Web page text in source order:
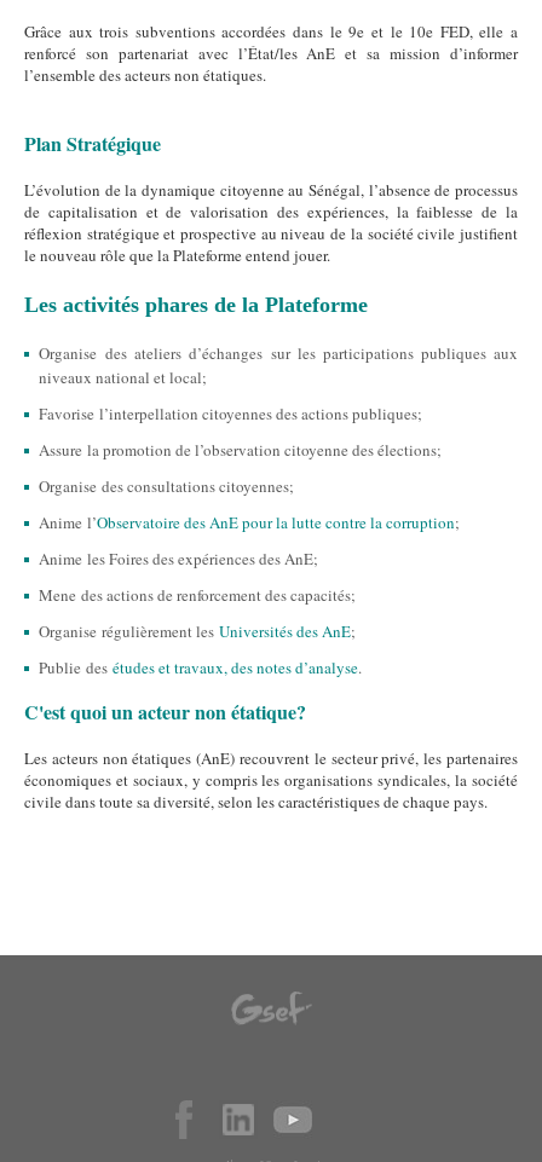
Grâce aux trois subventions accordées dans le 9e et le 10e FED, elle a
renforcé son partenariat avec l’État/les AnE et sa mission d’informer
l’ensemble des acteurs non étatiques.
Plan Stratégique
L’évolution de la dynamique citoyenne au Sénégal, l’absence de processus
de capitalisation et de valorisation des expériences, la faiblesse de la
réflexion stratégique et prospective au niveau de la société civile justifient
le nouveau rôle que la Plateforme entend jouer.
Les activités phares de la Plateforme
Organise des ateliers d’échanges sur les participations publiques aux
niveaux national et local;
Favorise l’interpellation citoyennes des actions publiques;
Assure la promotion de l’observation citoyenne des élections;
Organise des consultations citoyennes;
Anime l’Observatoire des AnE pour la lutte contre la corruption;
Anime les Foires des expériences des AnE;
Mene des actions de renforcement des capacités;
Organise régulièrement les Universités des AnE;
Publie des études et travaux, des notes d’analyse.
C'est quoi un acteur non étatique?
Les acteurs non étatiques (AnE) recouvrent le secteur privé, les partenaires
économiques et sociaux, y compris les organisations syndicales, la société
civile dans toute sa diversité, selon les caractéristiques de chaque pays.